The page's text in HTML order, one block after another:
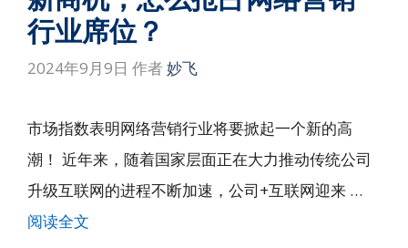
行业席位？
2024年9月9日 作者妙飞
市场指数表明网络营销行业将要掀起一个新的高
潮！ 近年来，随着国家层面正在大力推动传统公司
升级互联网的进程不断加速，公司+互联网迎来 …
阅读全文